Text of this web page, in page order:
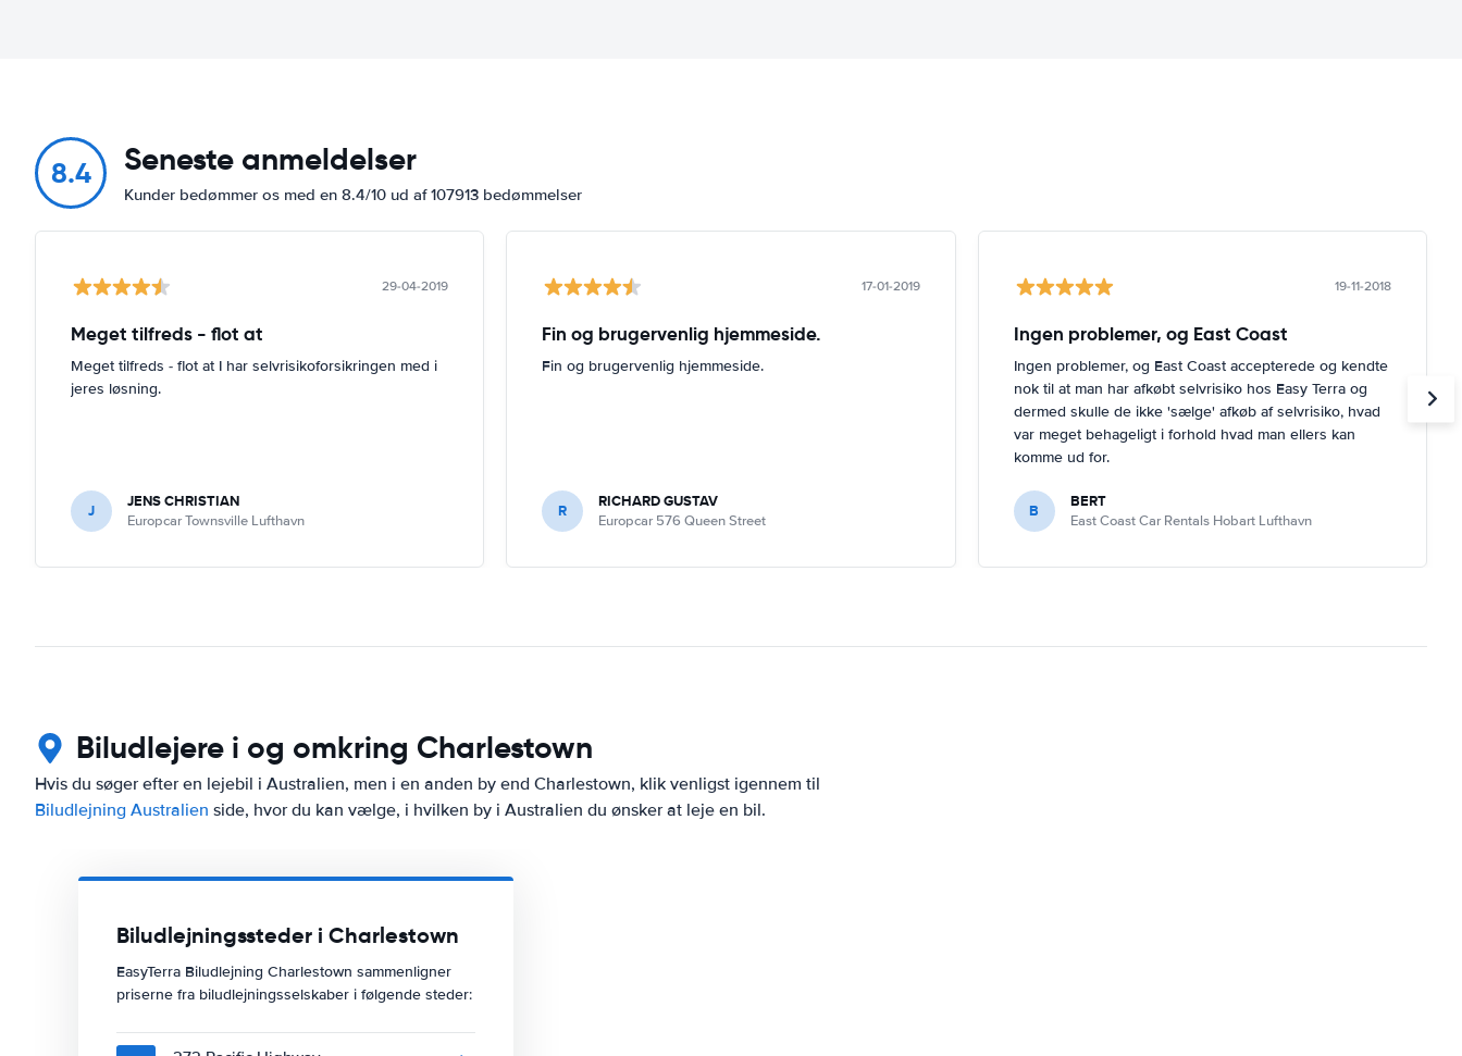
8.4 Seneste anmeldelser
Kunder bedømmer os med en 8.4/10 ud af 107913 bedømmelser
29-04-2019
Meget tilfreds - flot at
Meget tilfreds - flot at I har selvrisikoforsikringen med i
jeres løsning.
J JENS CHRISTIAN
Europcar Townsville Lufthavn
17-01-2019
Fin og brugervenlig hjemmeside.
Fin og brugervenlig hjemmeside.
R RICHARD GUSTAV
Europcar 576 Queen Street
19-11-2018
Ingen problemer, og East Coast
Ingen problemer, og East Coast accepterede og kendte
nok til at man har afkøbt selvrisiko hos Easy Terra og
dermed skulle de ikke 'sælge' afkøb af selvrisiko, hvad
var meget behageligt i forhold hvad man ellers kan
komme ud for.
B BERT
East Coast Car Rentals Hobart Lufthavn
Biludlejere i og omkring Charlestown
Hvis du søger efter en lejebil i Australien, men i en anden by end Charlestown, klik venligst igennem til
Biludlejning Australien side, hvor du kan vælge, i hvilken by i Australien du ønsker at leje en bil.
Biludlejningssteder i Charlestown
EasyTerra Biludlejning Charlestown sammenligner
priserne fra biludlejningsselskaber i følgende steder: